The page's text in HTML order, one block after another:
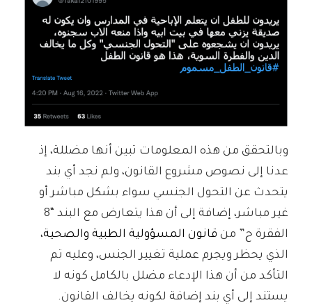
وبالتحقق من هذه المعلومات تبين أنها مضللة، إذ
عدنا إلى نصوص مشروع القانون، ولم نجد أي بند
يتحدث عن التحول الجنسي سواء بشكل مباشر أو
غير مباشر، إضافة إلى أن هذا يتعارض مع البند “8
الفقرة ح” من قانون المسؤولية الطبية والصحية،
الذي يحظر ويجرم عملية تغيير الجنس، وعليه تم
التأكد من أن هذا الإدعاء مضلل بالكامل كونه لا
يستند إلى أي بند إضافة لكونه يخالف القانون.